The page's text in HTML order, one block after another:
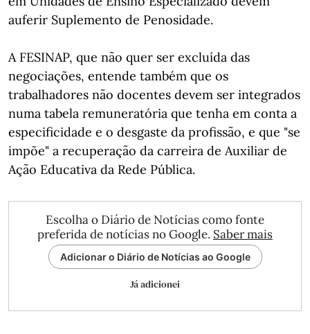
auferir Suplemento de Penosidade.
A FESINAP, que não quer ser excluída das
negociações, entende também que os
trabalhadores não docentes devem ser integrados
numa tabela remuneratória que tenha em conta a
especificidade e o desgaste da profissão, e que "se
impõe" a recuperação da carreira de Auxiliar de
Ação Educativa da Rede Pública.
Escolha o Diário de Notícias como fonte
preferida de notícias no Google. Saber mais
Adicionar o Diário de Notícias ao Google
Já adicionei